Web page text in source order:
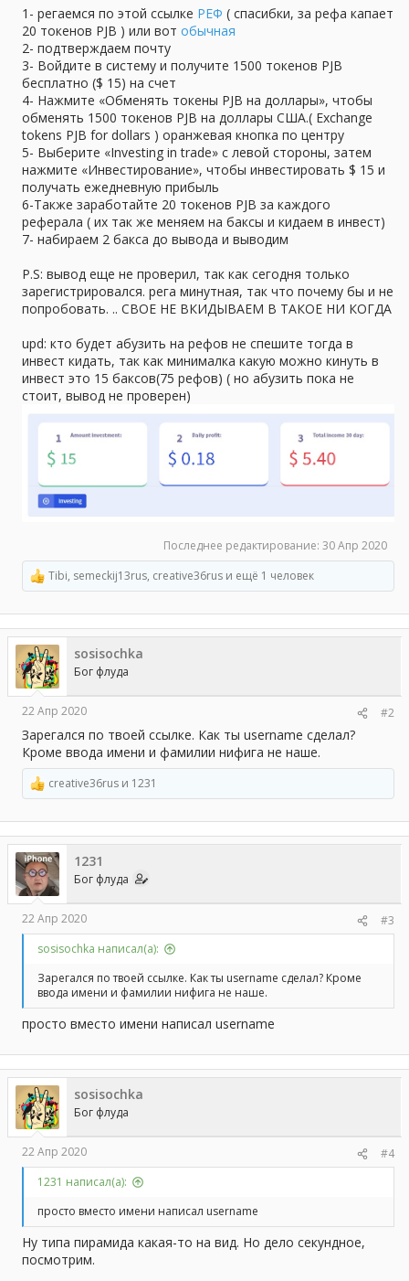
1- регаемся по этой ссылке РЕФ ( спасибки, за рефа капает
20 токенов PJB ) или вот обычная
2- подтверждаем почту
3- Войдите в систему и получите 1500 токенов PJB
бесплатно ($ 15) на счет
4- Нажмите «Обменять токены PJB на доллары», чтобы
обменять 1500 токенов PJB на доллары США.( Exchange
tokens PJB for dollars ) оранжевая кнопка по центру
5- Выберите «Investing in trade» с левой стороны, затем
нажмите «Инвестирование», чтобы инвестировать $ 15 и
получать ежедневную прибыль
6-Также заработайте 20 токенов PJB за каждого
реферала ( их так же меняем на баксы и кидаем в инвест)
7- набираем 2 бакса до вывода и выводим
P.S: вывод еще не проверил, так как сегодня только
зарегистрировался. рега минутная, так что почему бы и не
попробовать. .. СВОЕ НЕ ВКИДЫВАЕМ В ТАКОЕ НИ КОГДА
upd: кто будет абузить на рефов не спешите тогда в
инвест кидать, так как минималка какую можно кинуть в
инвест это 15 баксов(75 рефов) ( но абузить пока не
стоит, вывод не проверен)
Последнее редактирование: 30 Апр 2020
Р
е
а
к
ц
и
и
:
Tibi, semeckij13rus, creative36rus и ещё 1 человек
sosisochka
Бог флуда
22 Апр 2020 #2
Зарегался по твоей ссылке. Как ты username сделал?
Кроме ввода имени и фамилии нифига не наше.
Р
е
а
к
ц
и
и
:
creative36rus и 1231
1231
Бог флуда
22 Апр 2020
#3
sosisochka написал(а):
Зарегался по твоей ссылке. Как ты username сделал? Кроме
ввода имени и фамилии нифига не наше.
просто вместо имени написал username
sosisochka
Бог флуда
22 Апр 2020
#4
1231 написал(а):
просто вместо имени написал username
Ну типа пирамида какая-то на вид. Но дело секундное,
посмотрим.